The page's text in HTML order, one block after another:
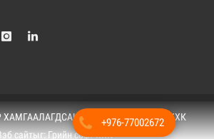
© 2019. "КПартнерс" ХХК
сайтыг:Грийн софт ХХК
+976-77002672